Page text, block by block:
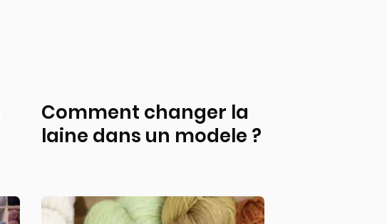
Comment changer la
laine dans un modele ?